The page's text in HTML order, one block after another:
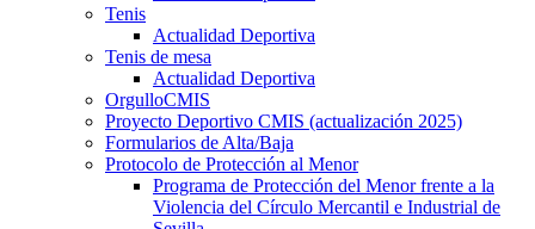
Tenis
Actualidad Deportiva
Tenis de mesa
Actualidad Deportiva
OrgulloCMIS
Proyecto Deportivo CMIS (actualización 2025)
Formularios de Alta/Baja
Protocolo de Protección al Menor
Programa de Protección del Menor frente a la
Violencia del Círculo Mercantil e Industrial de